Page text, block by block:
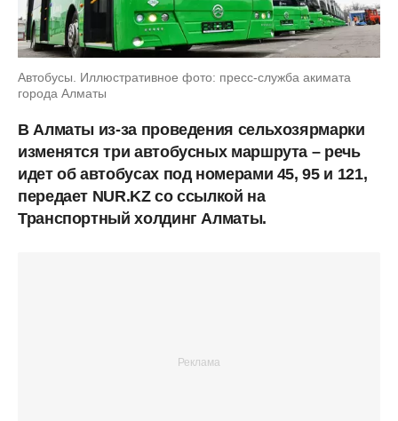
Автобусы. Иллюстративное фото: пресс-служба акимата
города Алматы
В Алматы из-за проведения сельхозярмарки
изменятся три автобусных маршрута – речь
идет об автобусах под номерами 45, 95 и 121,
передает NUR.KZ со ссылкой на
Транспортный холдинг Алматы.